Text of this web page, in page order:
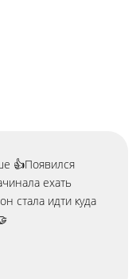
👍Появился
ехать
стала идти куда